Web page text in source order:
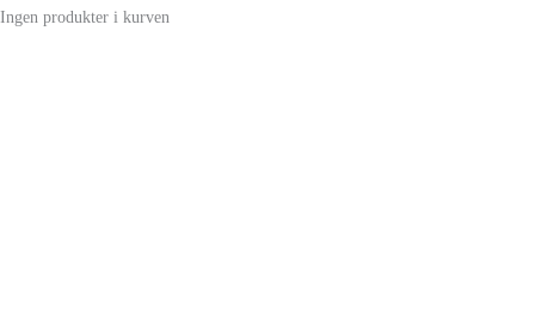
Ingen produkter i kurven